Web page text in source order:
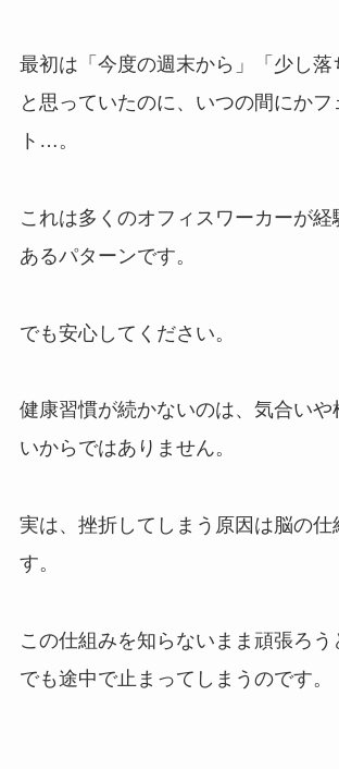
最初は「今度の週末から」「少し落
と思っていたのに、いつの間にかフ
ト…。
これは多くのオフィスワーカーが経
あるパターンです。
でも安心してください。
健康習慣が続かないのは、気合いや
いからではありません。
実は、挫折してしまう原因は脳の仕
す。
この仕組みを知らないまま頑張ろう
でも途中で止まってしまうのです。